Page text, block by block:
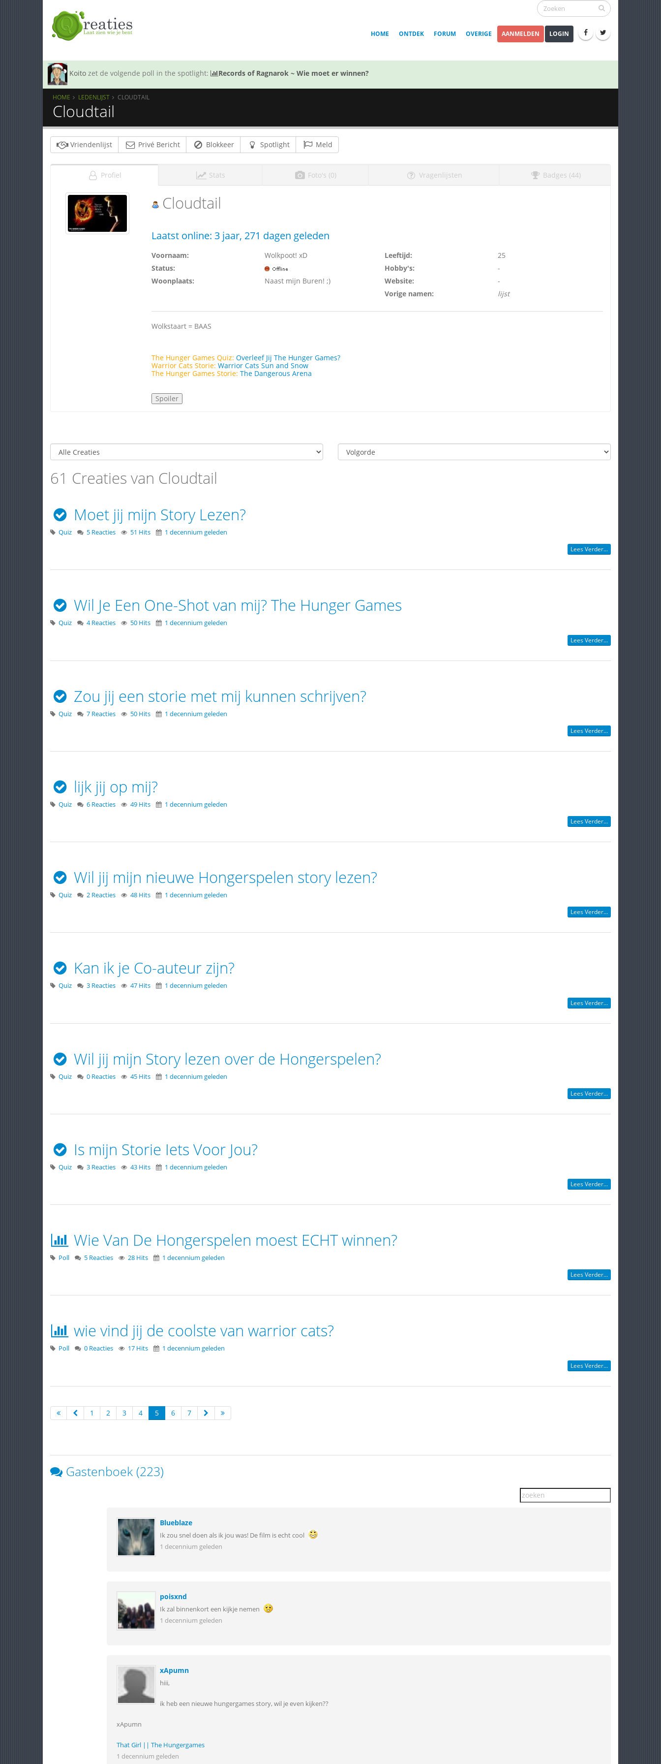
HOME ONTDEK FORUM OVERIGE AANMELDEN LOGIN
Koito zet de volgende poll in the spotlight: Records of Ragnarok ~ Wie moet er winnen?
HOME LEDENLIJST CLOUDTAIL
Cloudtail
Vriendenlijst Privé Bericht Blokkeer Spotlight Meld
Profiel Stats Foto's (0) Vragenlijsten Badges (44)
Cloudtail
Laatst online: 3 jaar, 271 dagen geleden
Voornaam:
Wolkpoot! xD
Status:
Woonplaats:
Naast mijn Buren! ;)
Leeftijd:
25
Hobby's:
-
Website:
-
Vorige namen:
lijst
Wolkstaart = BAAS
The Hunger Games Quiz: Overleef Jij The Hunger Games?
Warrior Cats Storie: Warrior Cats Sun and Snow
The Hunger Games Storie: The Dangerous Arena
61 Creaties van Cloudtail
Moet jij mijn Story Lezen?
Quiz 5 Reacties 51 Hits 1 decennium geleden
Lees Verder...
Wil Je Een One-Shot van mij? The Hunger Games
Quiz 4 Reacties 50 Hits 1 decennium geleden
Lees Verder...
Zou jij een storie met mij kunnen schrijven?
Quiz 7 Reacties 50 Hits 1 decennium geleden
Lees Verder...
lijk jij op mij?
Quiz 6 Reacties 49 Hits 1 decennium geleden
Lees Verder...
Wil jij mijn nieuwe Hongerspelen story lezen?
Quiz 2 Reacties 48 Hits 1 decennium geleden
Lees Verder...
Kan ik je Co-auteur zijn?
Quiz 3 Reacties 47 Hits 1 decennium geleden
Lees Verder...
Wil jij mijn Story lezen over de Hongerspelen?
Quiz 0 Reacties 45 Hits 1 decennium geleden
Lees Verder...
Is mijn Storie Iets Voor Jou?
Quiz 3 Reacties 43 Hits 1 decennium geleden
Lees Verder...
Wie Van De Hongerspelen moest ECHT winnen?
Poll 5 Reacties 28 Hits 1 decennium geleden
Lees Verder...
wie vind jij de coolste van warrior cats?
Poll 0 Reacties 17 Hits 1 decennium geleden
Lees Verder...
1 2 3 4 5 6 7
Gastenboek (223)
Blueblaze
Ik zou snel doen als ik jou was! De film is echt cool
1 decennium geleden
poisxnd
Ik zal binnenkort een kijkje nemen
1 decennium geleden
xApumn
hiii,
ik heb een nieuwe hungergames story, wil je even kijken??
xApumn
That Girl || The Hungergames
1 decennium geleden